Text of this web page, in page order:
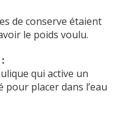
de conserve étaient
le poids voulu.
qui active un
placer dans l’eau